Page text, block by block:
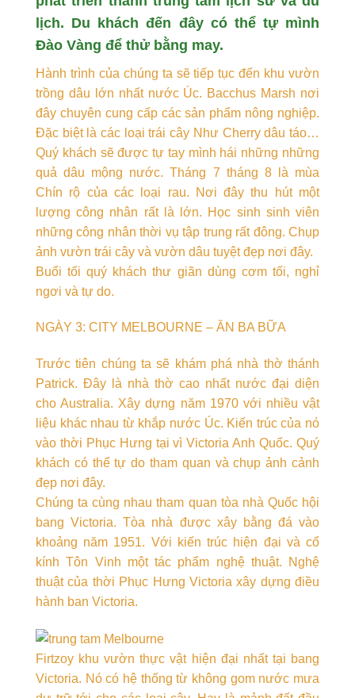
lịch. Du khách đến đây có thể tự mình
Đào Vàng để thử bằng may.
Hành trình của chúng ta sẽ tiếp tục đến khu vườn
trồng dâu lớn nhất nước Úc. Bacchus Marsh nơi
đây chuyên cung cấp các sản phẩm nông nghiệp.
Đặc biệt là các loại trái cây Như Cherry dâu táo…
Quý khách sẽ được tự tay mình hái những những
quả dâu mộng nước. Tháng 7 tháng 8 là mùa
Chín rộ của các loại rau. Nơi đây thu hút một
lượng công nhân rất là lớn. Học sinh sinh viên
những công nhân thời vụ tập trung rất đông. Chụp
ảnh vườn trái cây và vườn dâu tuyệt đẹp nơi đây.
Buổi tối quý khách thư giãn dùng cơm tối, nghỉ
ngơi và tự do.
NGÀY 3: CITY MELBOURNE – ĂN BA BỮA
Trước tiên chúng ta sẽ khám phá nhà thờ thánh
Patrick. Đây là nhà thờ cao nhất nước đại diện
cho Australia. Xây dựng năm 1970 với nhiều vật
liệu khác nhau từ khắp nước Úc. Kiến trúc của nó
vào thời Phục Hưng tại vì Victoria Anh Quốc. Quý
khách có thể tự do tham quan và chụp ảnh cảnh
đẹp nơi đây.
Chúng ta cùng nhau tham quan tòa nhà Quốc hội
bang Victoria. Tòa nhà được xây bằng đá vào
khoảng năm 1951. Với kiến trúc hiện đại và cổ
kính Tôn Vinh một tác phẩm nghệ thuật. Nghệ
thuật của thời Phục Hưng Victoria xây dựng điều
hành ban Victoria.
Firtzoy khu vườn thực vật hiện đại nhất tại bang
Victoria. Nó có hệ thống từ không gom nước mưa